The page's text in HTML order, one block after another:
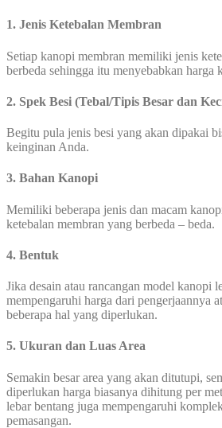
1. Jenis Ketebalan Membran
Setiap kanopi membran memiliki jenis
berbeda sehingga itu menyebabkan harga
2. Spek Besi (Tebal/Tipis Besar dan
Begitu pula jenis besi yang akan dipakai
keinginan Anda.
3. Bahan Kanopi
Memiliki beberapa jenis dan macam
ketebalan membran yang berbeda – beda.
4. Bentuk
Jika desain atau rancangan model kanopi
mempengaruhi harga dari pengerjaannya
beberapa hal yang diperlukan.
5. Ukuran dan Luas Area
Semakin besar area yang akan ditutupi,
diperlukan harga biasanya dihitung per
lebar bentang juga mempengaruhi
pemasangan.